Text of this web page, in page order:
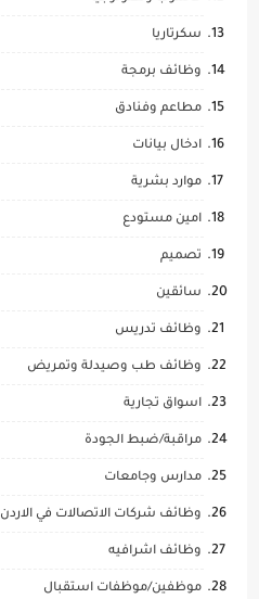
سكرتاريا
وظائف برمجة
مطاعم وفنادق
ادخال بيانات
موارد بشرية
امين مستودع
تصميم
سائقين
وظائف تدريس
وظائف طب وصيدلة وتمريض
اسواق تجارية
مراقبة/ضبط الجودة
مدارس وجامعات
وظائف شركات الاتصالات في الاردن
وظائف اشرافيه
موظفين/موظفات استقبال